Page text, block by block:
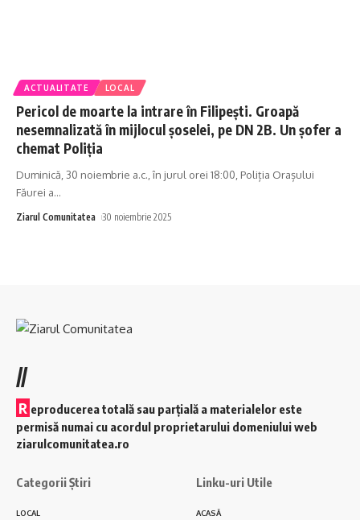
ACTUALITATE LOCAL
Pericol de moarte la intrare în Filipești. Groapă
nesemnalizată în mijlocul șoselei, pe DN 2B. Un șofer a
chemat Poliția
Duminică, 30 noiembrie a.c., în jurul orei 18:00, Poliția Orașului
Făurei a…
Ziarul Comunitatea 30 noiembrie 2025
//
R eproducerea totală sau parțială a materialelor este
permisă numai cu acordul proprietarului domeniului web
ziarulcomunitatea.ro
Categorii Știri
LOCAL
Linku-uri Utile
ACASĂ